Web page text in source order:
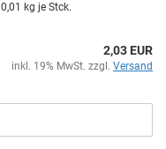
0,01 kg je Stck.
2,03 EUR
inkl. 19% MwSt. zzgl. Versand